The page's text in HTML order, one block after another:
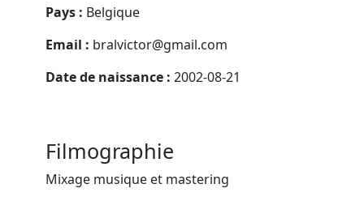
Pays : Belgique
Email : bralvictor@gmail.com
Date de naissance : 2002-08-21
Filmographie
Mixage musique et mastering